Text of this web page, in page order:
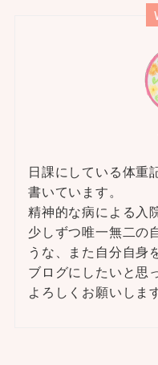
日課にしている体重
書いています。
精神的な病による入
少しずつ唯一無二の
うな、また自分自身
ブログにしたいと思
よろしくお願いしま